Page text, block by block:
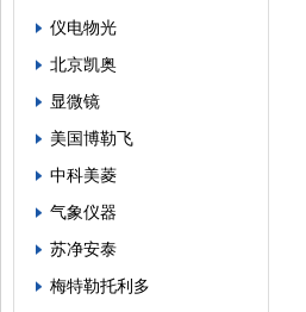
仪电物光
北京凯奥
显微镜
美国博勒飞
中科美菱
气象仪器
苏净安泰
梅特勒托利多